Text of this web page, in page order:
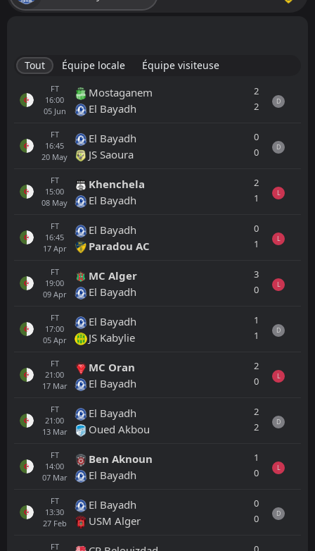
Tout Équipe locale Équipe visiteuse
FT
16:00
05 Jun
Mostaganem
El Bayadh
2
2
D
FT
16:45
20 May
El Bayadh
JS Saoura
0
0
D
FT
15:00
08 May
Khenchela
El Bayadh
2
1
L
FT
16:45
17 Apr
El Bayadh
Paradou AC
0
1
L
FT
19:00
09 Apr
MC Alger
El Bayadh
3
0
L
FT
17:00
05 Apr
El Bayadh
JS Kabylie
1
1
D
FT
21:00
17 Mar
MC Oran
El Bayadh
2
0
L
FT
21:00
13 Mar
El Bayadh
Oued Akbou
2
2
D
FT
14:00
07 Mar
Ben Aknoun
El Bayadh
1
0
L
FT
13:30
27 Feb
El Bayadh
USM Alger
0
0
D
FT